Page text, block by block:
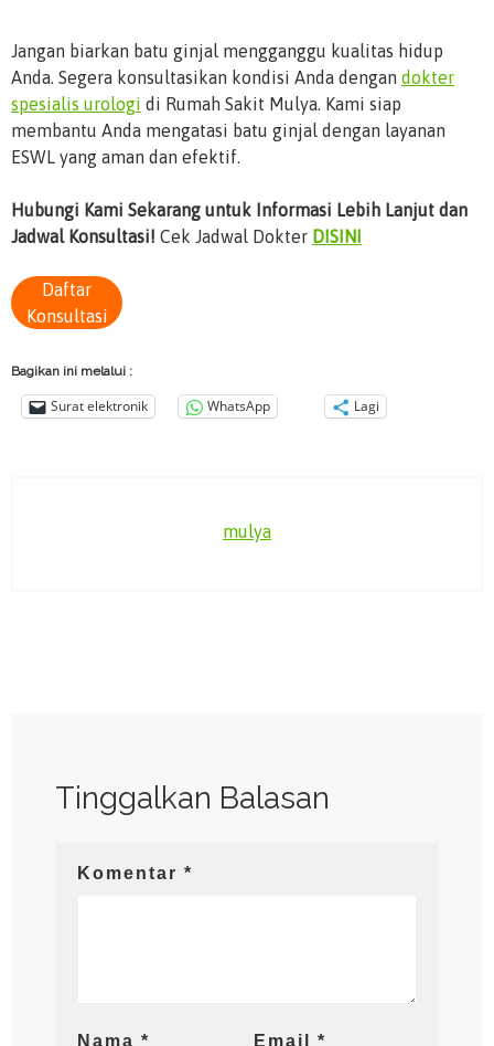
Jangan biarkan batu ginjal mengganggu kualitas hidup
Anda. Segera konsultasikan kondisi Anda dengan dokter
spesialis urologi di Rumah Sakit Mulya. Kami siap
membantu Anda mengatasi batu ginjal dengan layanan
ESWL yang aman dan efektif.
Hubungi Kami Sekarang untuk Informasi Lebih Lanjut dan
Jadwal Konsultasi! Cek Jadwal Dokter DISINI
Daftar
Konsultasi
Bagikan ini melalui :
Surat elektronik WhatsApp Lagi
mulya
Tinggalkan Balasan
Komentar *
Nama * Email*